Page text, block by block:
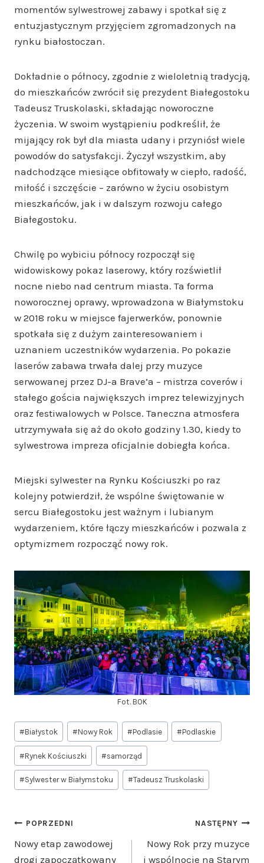
momentów sylwestrowej zabawy i spotkał się z
entuzjastycznym przyjęciem zgromadzonych na
rynku białostoczan.
Dokładnie o północy, zgodnie z wieloletnią tradycją,
do mieszkańców zwrócił się prezydent Białegostoku
Tadeusz Truskolaski, składając noworoczne
życzenia. W swoim wystąpieniu podkreślił, że
mijający rok był dla miasta udany i przyniósł wiele
powodów do satysfakcji. Życzył wszystkim, aby
nadchodzące miesiące obfitowały w ciepło, radość,
miłość i szczęście – zarówno w życiu osobistym
mieszkańców, jak i w dalszym rozwoju całego
Białegostoku.
Chwilę po wybiciu północy rozpoczął się
widowiskowy pokaz laserowy, który rozświetlił
nocne niebo nad centrum miasta. Ta forma
noworocznej oprawy, wprowadzona w Białymstoku
w 2018 roku w miejsce fajerwerków, ponownie
spotkała się z dużym zainteresowaniem i
uznaniem uczestników wydarzenia. Po pokazie
laserów zabawa trwała dalej przy muzyce
serwowanej przez DJ-a Brave’a – mistrza coverów i
stałego gościa największych imprez telewizyjnych
oraz festiwalowych w Polsce. Taneczna atmosfera
utrzymywała się aż do około godziny 1.30, kiedy to
sylwestrowa impreza oficjalnie dobiegła końca.
Miejski sylwester na Rynku Kościuszki po raz
kolejny potwierdził, że wspólne świętowanie w
sercu Białegostoku jest ważnym i lubianym
wydarzeniem, które łączy mieszkańców i pozwala z
optymizmem rozpocząć nowy rok.
Fot. BOK
Tagi
wpisu:
#Białystok #Nowy Rok #Podlasie #Podlaskie
#Rynek Kościuszki #samorząd
#Sylwester w Białymstoku #Tadeusz Truskolaski
Nawigacja
wpisu
POPRZEDNI
Nowy etap zawodowej
drogi zapoczątkowany
NASTĘPNY
Nowy Rok przy muzyce
i wspólnocie na Starym